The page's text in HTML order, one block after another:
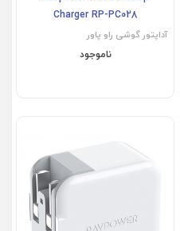
Charger RP-PC028
آداپتور گوشی راو پاور
ناموجود